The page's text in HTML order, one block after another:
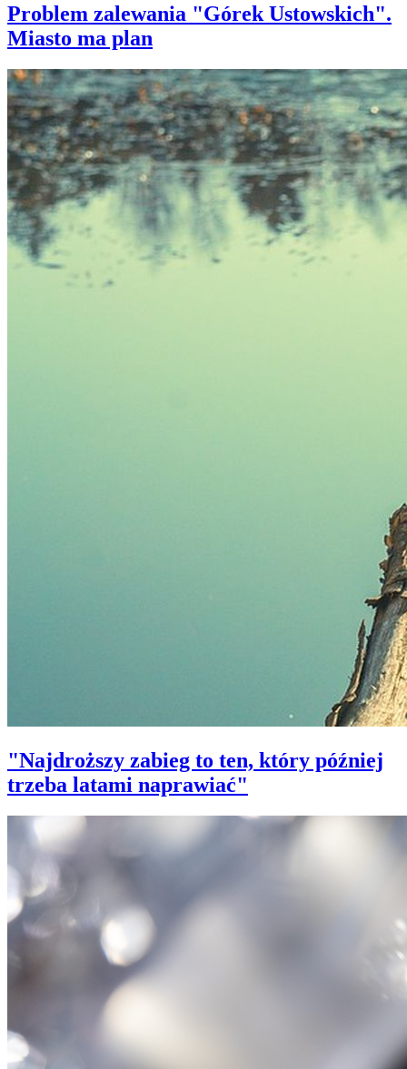
Problem zalewania "Górek Ustowskich".
Miasto ma plan
"Najdroższy zabieg to ten, który później
trzeba latami naprawiać"